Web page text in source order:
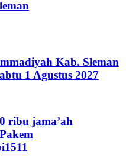
Kab. Sleman
1 Agustus 2027
ribu jama’ah